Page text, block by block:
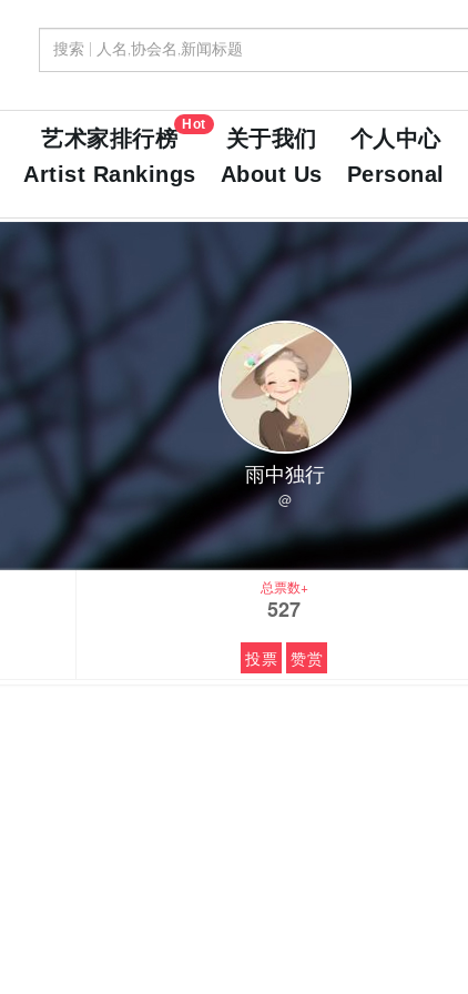
艺术家排行榜
Artist Rankings
Hot
关于我们
About Us
个人中心
Personal
雨中独行
@
总票数+
527
投票 赞赏